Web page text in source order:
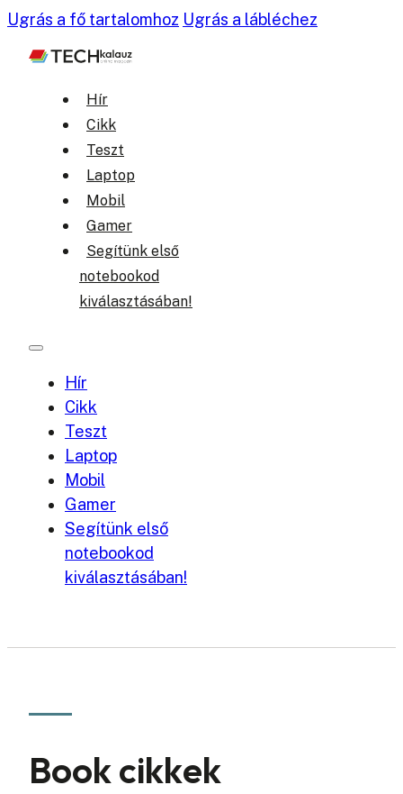
Ugrás a fő tartalomhoz Ugrás a lábléchez
Hír
Cikk
Teszt
Laptop
Mobil
Gamer
Segítünk első
notebookod
kiválasztásában!
Hír
Cikk
Teszt
Laptop
Mobil
Gamer
Segítünk első
notebookod
kiválasztásában!
Book cikkek